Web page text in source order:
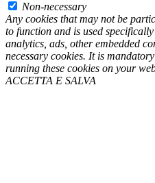
Non-necessary
Any cookies that may not be
to function and is used
analytics, ads, other embedded
necessary cookies. It is
running these cookies on your
ACCETTA E SALVA